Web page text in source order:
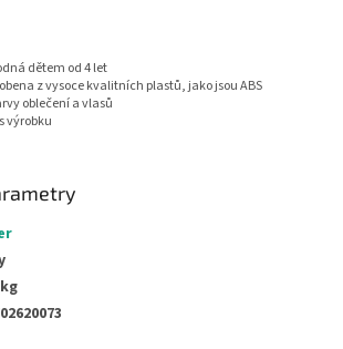
dětem od 4 let
z vysoce kvalitních plastů, jako jsou ABS
oblečení a vlasů
výrobku